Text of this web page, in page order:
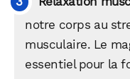
notre corps au
musculaire. Le
essentiel pour la